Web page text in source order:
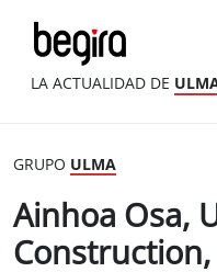
LA ACTUALIDAD DE
GRUPO ULMA
Ainhoa Osa,